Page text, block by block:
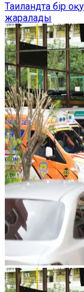
Таиландта бір
жаралады